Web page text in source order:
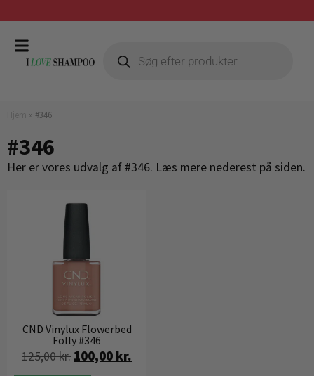
Gratis fragt ved køb over 399,-
» #346
#346
Her er vores udvalg af #346. Læs mere nederest på siden.
CND Vinylux Flowerbed
Folly #346
125,00kr. 100,00 kr.